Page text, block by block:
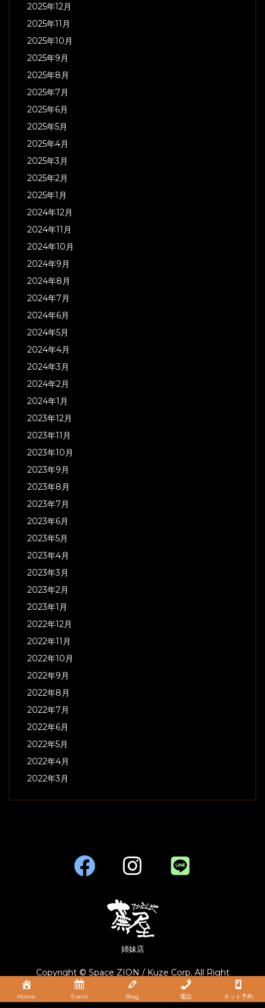
2025年12月
2025年11月
2025年10月
2025年9月
2025年8月
2025年7月
2025年6月
2025年5月
2025年4月
2025年3月
2025年2月
2025年1月
2024年12月
2024年11月
2024年10月
2024年9月
2024年8月
2024年7月
2024年6月
2024年5月
2024年4月
2024年3月
2024年2月
2024年1月
2023年12月
2023年11月
2023年10月
2023年9月
2023年8月
2023年7月
2023年6月
2023年5月
2023年4月
2023年3月
2023年2月
2023年1月
2022年12月
2022年11月
2022年10月
2022年9月
2022年8月
2022年7月
2022年6月
2022年5月
2022年4月
2022年3月
姉妹店
Copyright © Space ZION / Kuze Corp. All Right
Reserved.
Home Event Blog 電話 ネット予約